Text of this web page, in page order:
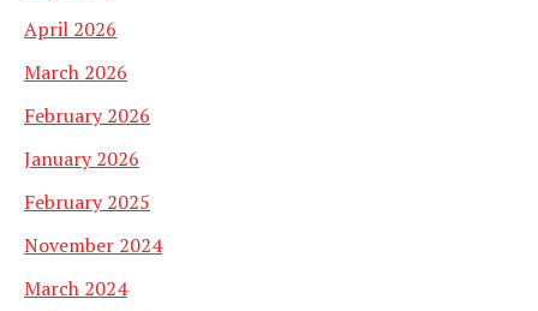
April 2026
March 2026
February 2026
January 2026
February 2025
November 2024
March 2024